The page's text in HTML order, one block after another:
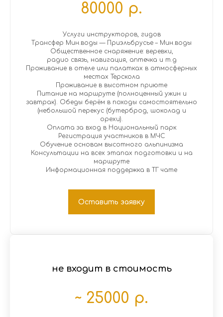
80000 р.
Услуги инструкторов, гидов
Трансфер Мин.воды — Приэльбрусье – Мин.воды
Общественное снаряжение: веревки,
радио связь, навигация, аптечка и т.д
Проживание в отеле или палатках в атмосферных
местах Терскола
Проживание в высотном приюте
Питание на маршруте (полноценный ужин и
завтрак). Обеды берём в походы самостоятельно
(небольшой перекус (бутерброд, шоколад и
орехи).
Оплата за вход в Национальный парк
Регистрация участников в МЧС
Обучение основам высотного альпинизма
Консультации на всех этапах подготовки и на
маршруте
Информационная поддержка в ТГ чате
Оставить заявку
не входит в стоимость
~ 25000 р.